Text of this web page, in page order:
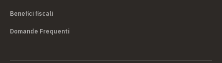
Benefici fiscali
Domande Frequenti